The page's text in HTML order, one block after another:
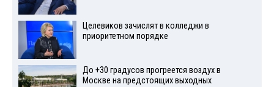
Целевиков зачислят в колледжи в
приоритетном порядке
До +30 градусов прогреется воздух в
Москве на предстоящих выходных